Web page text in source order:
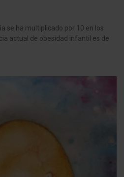
se ha multiplicado por 10 en los
actual de obesidad infantil es de